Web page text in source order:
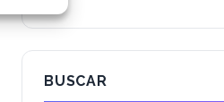
activo
BUSCAR